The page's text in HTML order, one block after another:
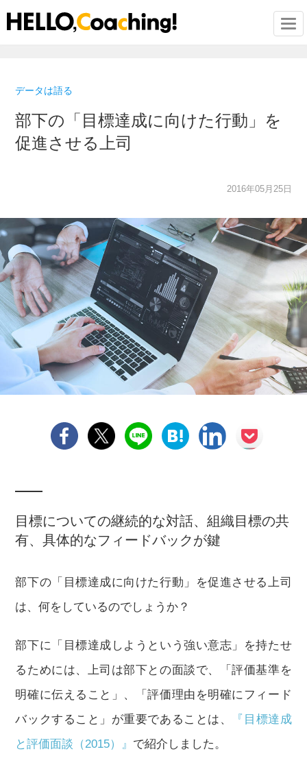
データは語る
部下の「目標達成に向けた行動」を
促進させる上司
2016年05月25日
目標についての継続的な対話、組織目標の共
有、具体的なフィードバックが鍵
部下の「目標達成に向けた行動」を促進させる上司
は、何をしているのでしょうか？
部下に「目標達成しようという強い意志」を持たせ
るためには、上司は部下との面談で、「評価基準を
明確に伝えること」、「評価理由を明確にフィード
バックすること」が重要であることは、
『目標達成
と評価面談（2015）』 で紹介しました。